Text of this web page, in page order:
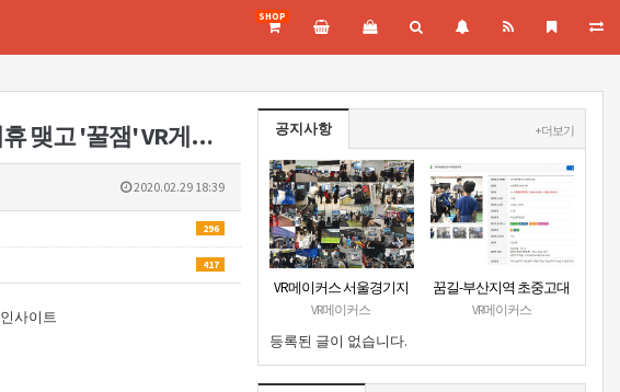
SHOP
VR플랫폼 전문기업 '브이알루(VRLU)', 스마일게이트와 제휴 맺고 '꿀잼' VR게임 쏟아낸다 - 인사이트
2020.02.29 18:39
296
417
인사이트
공지사항 + 더보기
VR메이커스 서울경기지
부 홈페이지 오픈
VR메이커스
꿈길-부산지역 초중고대
상 VR진로직업체험 + VR
VR메이커스
등록된 글이 없습니다.